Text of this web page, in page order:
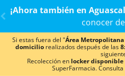
< div class="carousel-inner">
¡Ahora también en
conocer
Si estas fuera del "Área
domicilio realizados después de las
Recolección en locker disponible
SuperFarmacia.